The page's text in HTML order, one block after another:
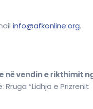
info@afkonline.org.
në vendin e rikthimit
“Lidhja e Prizrenit